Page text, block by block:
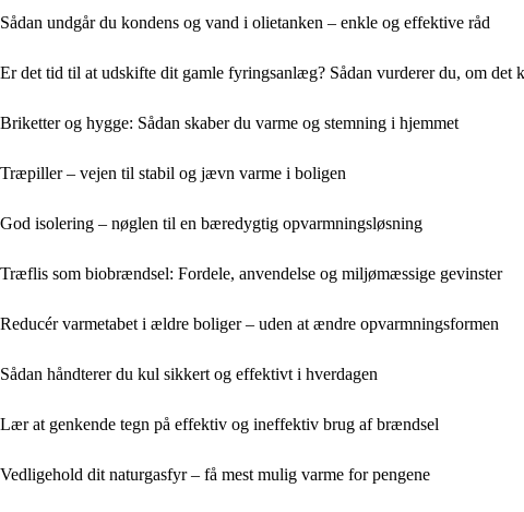
Sådan undgår du kondens og vand i olietanken – enkle og effektive råd
Er det tid til at udskifte dit gamle fyringsanlæg? Sådan vurderer du, om det
Briketter og hygge: Sådan skaber du varme og stemning i hjemmet
Træpiller – vejen til stabil og jævn varme i boligen
God isolering – nøglen til en bæredygtig opvarmningsløsning
Træflis som biobrændsel: Fordele, anvendelse og miljømæssige gevinster
Reducér varmetabet i ældre boliger – uden at ændre opvarmningsformen
Sådan håndterer du kul sikkert og effektivt i hverdagen
Lær at genkende tegn på effektiv og ineffektiv brug af brændsel
Vedligehold dit naturgasfyr – få mest mulig varme for pengene